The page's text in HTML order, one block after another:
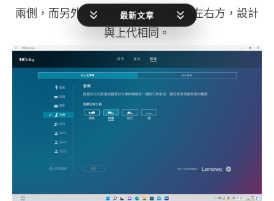
兩側，而另外 2 個出聲位就位於機底左右方，設計
與上代相同。
最新文章